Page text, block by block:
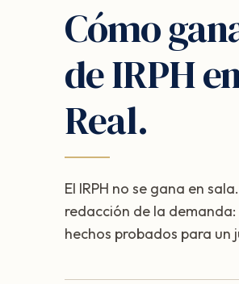
Cómo
de IRPH
Real.
El IRPH no se gana en
redacción de la
hechos probados para un